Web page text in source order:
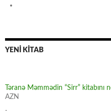
YENİ KİTAB
Təranə Məmmədin “Sirr” kitabını
AZN